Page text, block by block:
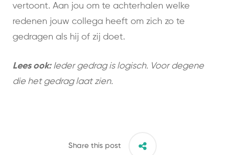
vertoont. Aan jou om te achterhalen welke
redenen jouw collega heeft om zich zo te
gedragen als hij of zij doet.
Lees ook:Ieder gedrag is logisch. Voor degene
die het gedrag laat zien.
Share this post